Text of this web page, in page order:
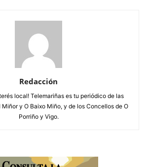
Redacción
local! Telemariñas es tu periódico de las
Miñor y O Baixo Miño, y de los Concellos de O
Porriño y Vigo.